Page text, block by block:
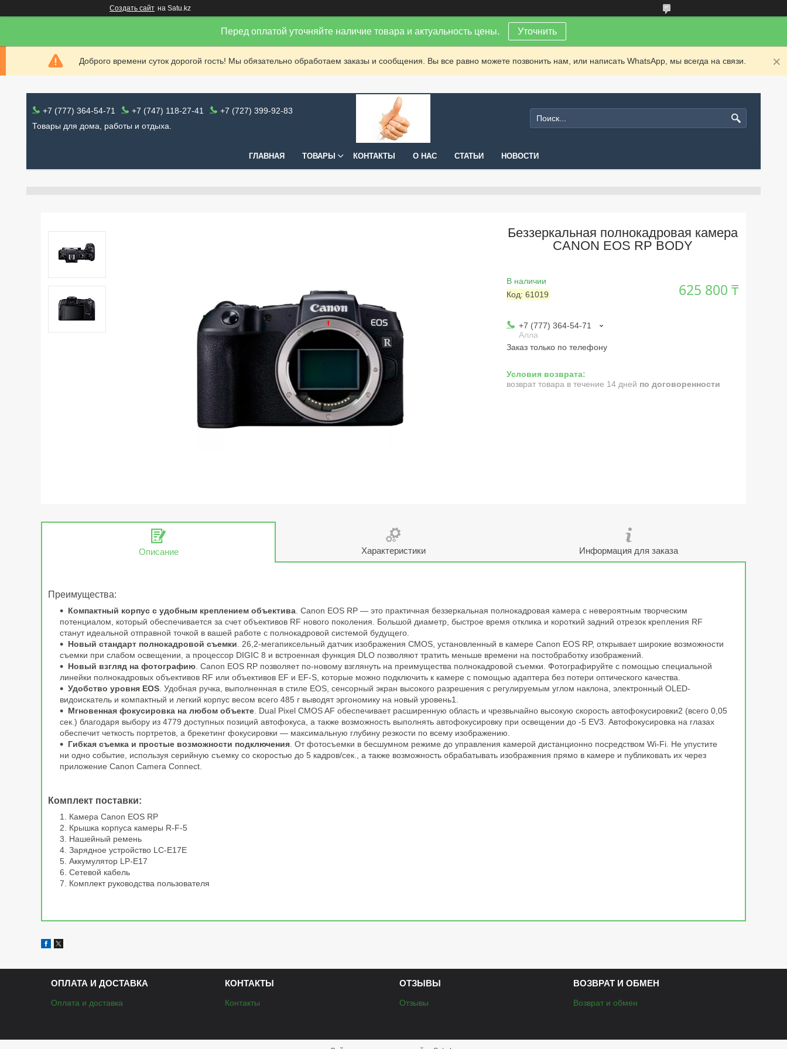
Создать сайт на Satu.kz
Перед оплатой уточняйте наличие товара и актуальность цены. Уточнить
Доброго времени суток дорогой гость! Мы обязательно обработаем заказы и сообщения. Вы все равно можете позвонить нам, или написать WhatsApp, мы всегда на связи.
+7 (777) 364-54-71 +7 (747) 118-27-41
+7 (727) 399-92-83
Товары для дома, работы и отдыха.
ГЛАВНАЯ ТОВАРЫ КОНТАКТЫ О НАС СТАТЬИ НОВОСТИ
Беззеркальная полнокадровая камера
CANON EOS RP BODY
В наличии
Код: 61019 625 800 ₸
+7 (777) 364-54-71
Алла
Заказ только по телефону
возврат товара в течение 14 дней по договоренности
Описание Характеристики Информация для заказа
Преимущества:
Компактный корпус с удобным креплением объектива . Canon EOS RP — это практичная беззеркальная полнокадровая камера с невероятным творческим
потенциалом, который обеспечивается за счет объективов RF нового поколения. Большой диаметр, быстрое время отклика и короткий задний отрезок крепления RF
станут идеальной отправной точкой в вашей работе с полнокадровой системой будущего.
Новый стандарт полнокадровой съемки . 26,2-мегапиксельный датчик изображения CMOS, установленный в камере Canon EOS RP, открывает широкие возможности
съемки при слабом освещении, а процессор DIGIC 8 и встроенная функция DLO позволяют тратить меньше времени на постобработку изображений.
Новый взгляд на фотографию . Canon EOS RP позволяет по-новому взглянуть на преимущества полнокадровой съемки. Фотографируйте с помощью специальной
линейки полнокадровых объективов RF или объективов EF и EF-S, которые можно подключить к камере c помощью адаптера без потери оптического качества.
Удобство уровня EOS . Удобная ручка, выполненная в стиле EOS, сенсорный экран высокого разрешения с регулируемым углом наклона, электронный OLED-
видоискатель и компактный и легкий корпус весом всего 485 г выводят эргономику на новый уровень1.
Мгновенная фокусировка на любом объекте . Dual Pixel CMOS AF обеспечивает расширенную область и чрезвычайно высокую скорость автофокусировки2 (всего 0,05
сек.) благодаря выбору из 4779 доступных позиций автофокуса, а также возможность выполнять автофокусировку при освещении до -5 EV3. Автофокусировка на глазах
обеспечит четкость портретов, а брекетинг фокусировки — максимальную глубину резкости по всему изображению.
Гибкая съемка и простые возможности подключения . От фотосъемки в бесшумном режиме до управления камерой дистанционно посредством Wi-Fi. Не упустите
ни одно событие, используя серийную съемку со скоростью до 5 кадров/сек., а также возможность обрабатывать изображения прямо в камере и публиковать их через
приложение Canon Camera Connect.
Комплект поставки:
Камера Canon EOS RP
Крышка корпуса камеры R-F-5
Нашейный ремень
Зарядное устройство LC-E17E
Аккумулятор LP-E17
Сетевой кабель
Комплект руководства пользователя
ОПЛАТА И ДОСТАВКА
Оплата и доставка
КОНТАКТЫ
Контакты
ОТЗЫВЫ
Отзывы
ВОЗВРАТ И ОБМЕН
Возврат и обмен